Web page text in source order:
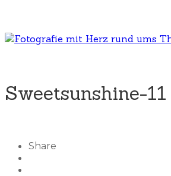
Sweetsunshine-11
Share